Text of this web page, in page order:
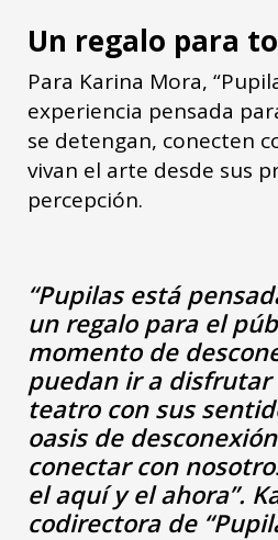
Un regalo para
Para Karina Mora,
experiencia pensada
se detengan, conecten
vivan el arte desde sus
percepción.
“Pupilas está
un regalo para el
momento de
puedan ir a disfrutar
teatro con sus
oasis de
conectar con
el aquí y el ahora”.
codirectora de